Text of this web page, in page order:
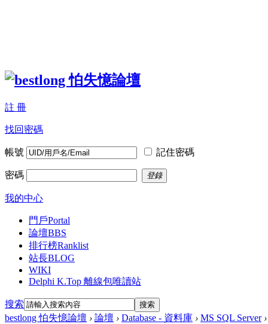
註 冊
找回密碼
帳號 記住密碼
密碼 登錄
我的中心
門戶Portal
論壇BBS
排行榜Ranklist
站長BLOG
WIKI
Delphi K.Top 離線包唯讀站
搜索 搜索
bestlong 怕失憶論壇 › 論壇 › Database - 資料庫 › MS SQL Server ›